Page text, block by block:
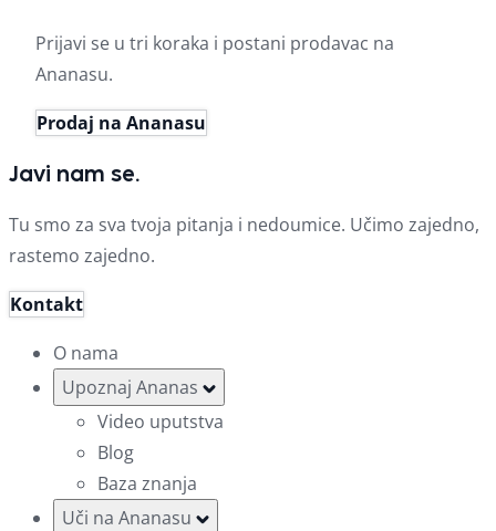
Prijavi se u tri koraka i postani prodavac na
Ananasu.
Prodaj na Ananasu
Javi nam se.
Tu smo za sva tvoja pitanja i nedoumice. Učimo zajedno,
rastemo zajedno.
Kontakt
O nama
Upoznaj Ananas
Video uputstva
Blog
Baza znanja
Uči na Ananasu